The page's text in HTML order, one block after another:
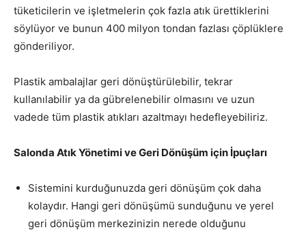
tüketicilerin ve işletmelerin çok fazla atık ürettiklerini
söylüyor ve bunun 400 milyon tondan fazlası çöplüklere
gönderiliyor.
Plastik ambalajlar geri dönüştürülebilir, tekrar
kullanılabilir ya da gübrelenebilir olmasını ve uzun
vadede tüm plastik atıkları azaltmayı hedefleyebiliriz.
Salonda Atık Yönetimi ve Geri Dönüşüm için İpuçları
Sistemini kurduğunuzda geri dönüşüm çok daha
kolaydır. Hangi geri dönüşümü sunduğunu ve yerel
geri dönüşüm merkezinizin nerede olduğunu